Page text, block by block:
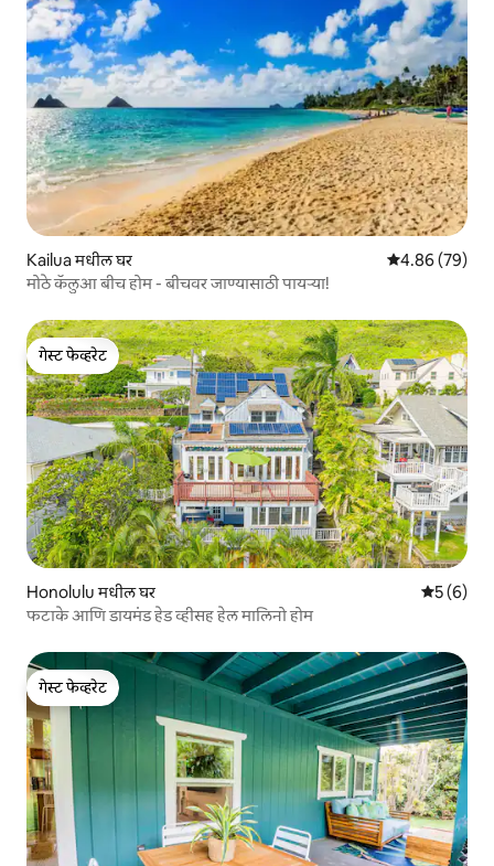
Kailua मधील घर 5 पैकी 4.86
4.86 (79)
मोठे कॅलुआ बीच होम - बीचवर जाण्यासाठी पायऱ्या!
गेस्ट फेव्हरेट
गेस्ट फेव्हरेट
Honolulu मधील घर 5 पैकी 5
5 (6)
फटाके आणि डायमंड हेड व्हीसह हेल मालिनो होम
गेस्ट फेव्हरेट
गेस्ट फेव्हरेट